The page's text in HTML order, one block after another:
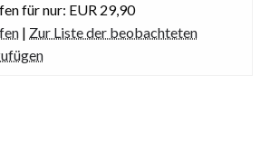
für nur: EUR 29,90
| Zur Liste der beobachteten